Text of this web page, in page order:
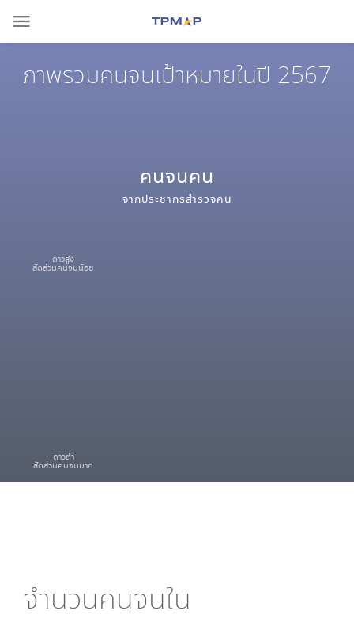
menu
ภาพรวมคนจนเป้าหมายในปี 2567
คนจนคน
จากประชากรสำรวจคน
ดาวสูง
สัดส่วนคนจนน้อย
ดาวต่ำ
สัดส่วนคนจนมาก
จำนวนคนจนใน